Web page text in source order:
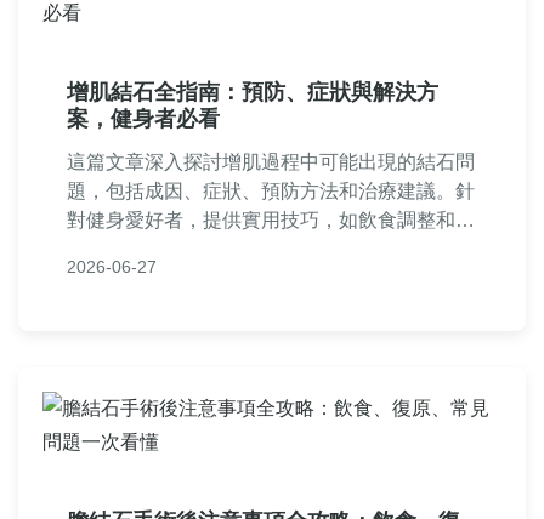
增肌結石全指南：預防、症狀與解決方
案，健身者必看
這篇文章深入探討增肌過程中可能出現的結石問
題，包括成因、症狀、預防方法和治療建議。針
對健身愛好者，提供實用技巧，如飲食調整和水
效。內容涵蓋常見問答、個人經驗分享，並以表
2026-06-27